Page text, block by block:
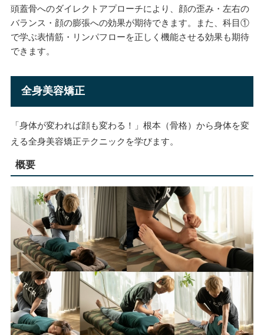
頭蓋骨へのダイレクトアプローチにより、顔の歪み・左右の
バランス・顔の膨張への効果が期待できます。また、科目①
で学ぶ表情筋・リンパフローを正しく機能させる効果も期待
できます。
全身美容矯正
「身体が変われば顔も変わる！」根本（骨格）から身体を変
える全身美容矯正テクニックを学びます。
概要